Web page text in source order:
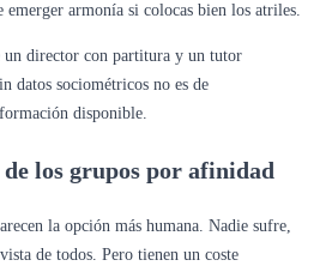
emerger armonía si colocas bien los atriles.
un director con partitura y un tutor
datos sociométricos no es de
disponible.
los grupos por afinidad
la opción más humana. Nadie sufre,
de todos. Pero tienen un coste